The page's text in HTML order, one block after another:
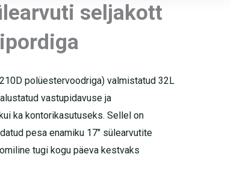
seljakott
polüestervoodriga) valmistatud 32L
vastupidavuse ja
ka kontorikasutuseks. Sellel on
pesa enamiku 17″ sülearvutite
tugi kogu päeva kestvaks